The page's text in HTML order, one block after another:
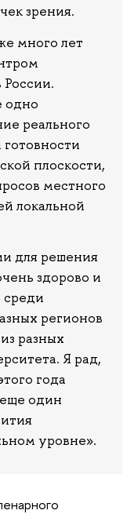
зрения.
много лет
России.
одно
реального
плоскости,
местного
локальной
для решения
здорово и
среди
регионов
разных
Я рад,
года
один
уровне».